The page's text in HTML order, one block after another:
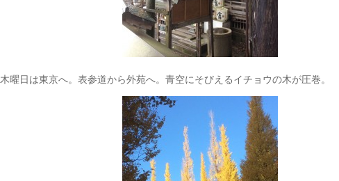
木曜日は東京へ。表参道から外苑へ。青空にそびえるイチョウの木が圧巻。